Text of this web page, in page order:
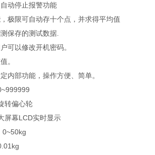
动停止报警功能
极限可自动存十个点，并求得平均值
保存的测试数据.
可以修改开机密码。
。
内部功能，操作方便、简单。
偏心轮
幕LCD实时显示